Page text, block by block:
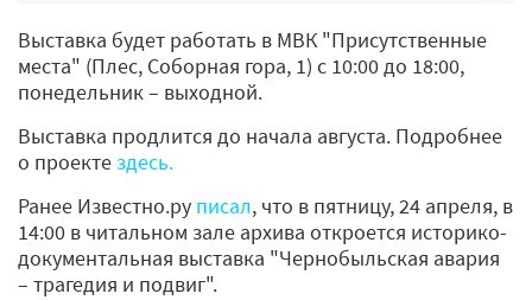
Выставка будет работать в МВК "Присутственные
места" (Плес, Соборная гора, 1) с 10:00 до 18:00,
понедельник – выходной.
Выставка продлится до начала августа. Подробнее
о проекте здесь.
Ранее Известно.ру писал, что в пятницу, 24 апреля, в
14:00 в читальном зале архива откроется историко-
документальная выставка "Чернобыльская авария
– трагедия и подвиг".